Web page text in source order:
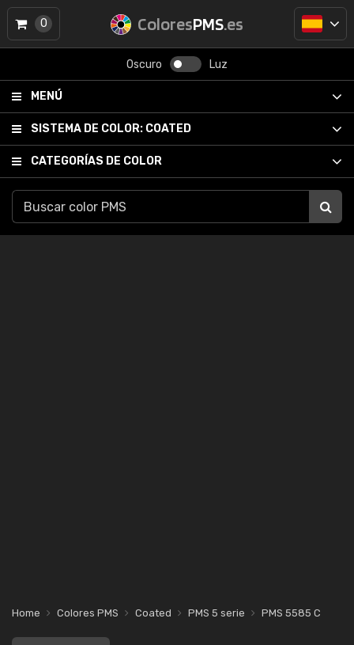
ColoresPMS.es
Oscuro Luz
MENÚ
SISTEMA DE COLOR: COATED
CATEGORÍAS DE COLOR
0
Home Colores PMS Coated PMS 5 serie PMS 5585 C